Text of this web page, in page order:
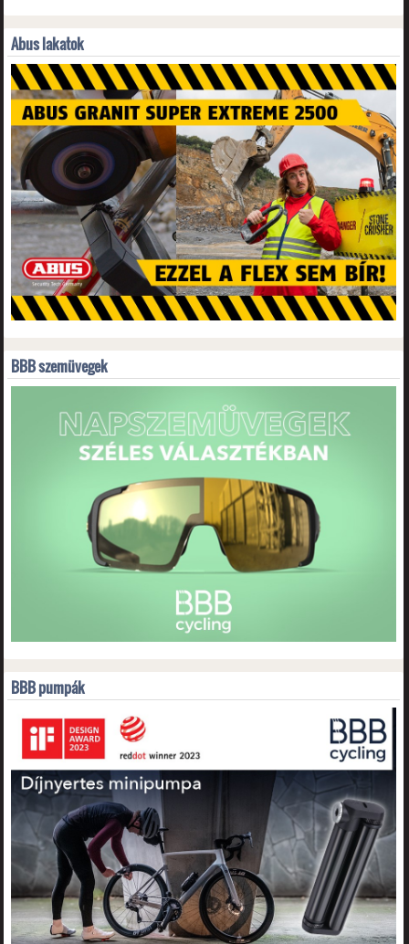
Abus lakatok
BBB szemüvegek
BBB pumpák